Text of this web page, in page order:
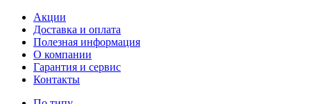
Акции
Доставка и оплата
Полезная информация
О компании
Гарантия и сервис
Контакты